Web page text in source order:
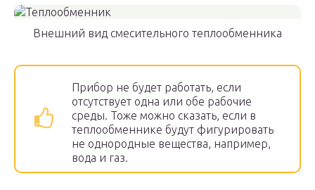
Внешний вид смесительного теплообменника
Прибор не будет работать, если
отсутствует одна или обе рабочие
среды. Тоже можно сказать, если в
теплообменнике будут фигурировать
не однородные вещества, например,
вода и газ.